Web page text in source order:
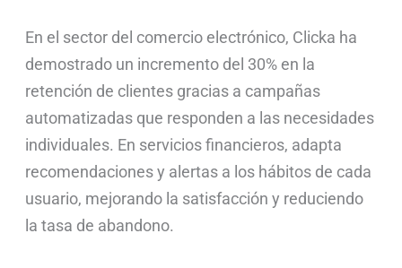
En el sector del comercio electrónico, Clicka ha
demostrado un incremento del 30% en la
retención de clientes gracias a campañas
automatizadas que responden a las necesidades
individuales. En servicios financieros, adapta
recomendaciones y alertas a los hábitos de cada
usuario, mejorando la satisfacción y reduciendo
la tasa de abandono.